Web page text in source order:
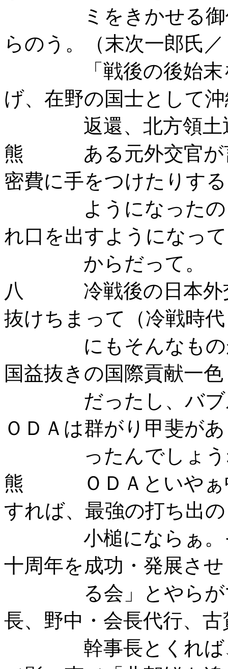
ミをきかせる御仁
らのう。（末次一郎氏／
「戦後の後始末を
げ、在野の国士として
返還、北方領土返
熊 ある元外交官が言
密費に手をつけたりする
ようになったのも
れ口を出すようになって
からだって。
八 冷戦後の日本外交
抜けちまって（冷戦時代
にもそんなものが
国益抜きの国際貢献一色
だったし、バブル
ＯＤＡは群がり甲斐があ
ったんでしょう
熊 ＯＤＡといやぁ中
すれば、最強の打ち出の
小槌にならぁ。そ
十周年を成功・発展させ
る会」とやらがで
長、野中・会長代行、古
幹事長とくれば、